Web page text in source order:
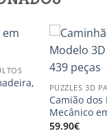
PUZZLES 3D
Camião
Mecânico
59.90€